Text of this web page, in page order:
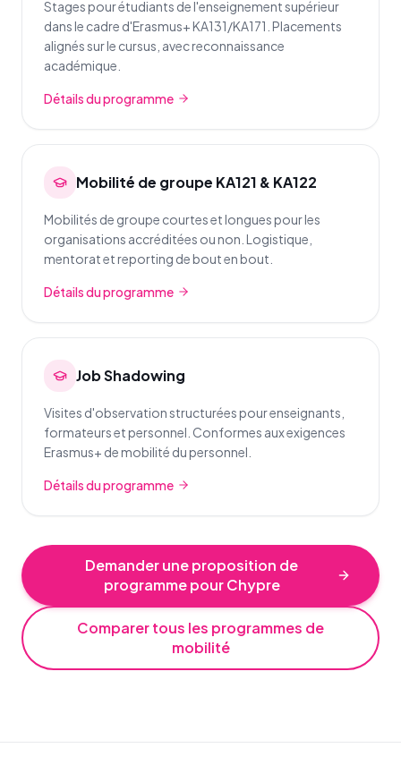
Stages pour étudiants de l'enseignement supérieur
dans le cadre d'Erasmus+ KA131/KA171. Placements
alignés sur le cursus, avec reconnaissance
académique.
Détails du programme
Mobilité de groupe KA121 & KA122
Mobilités de groupe courtes et longues pour les
organisations accréditées ou non. Logistique,
mentorat et reporting de bout en bout.
Détails du programme
Job Shadowing
Visites d'observation structurées pour enseignants,
formateurs et personnel. Conformes aux exigences
Erasmus+ de mobilité du personnel.
Détails du programme
Demander une proposition de
programme pour Chypre
Comparer tous les programmes de
mobilité